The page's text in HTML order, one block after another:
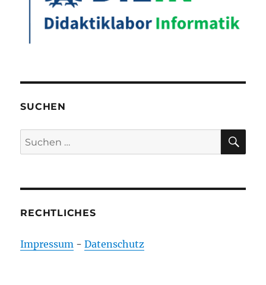
SUCHEN
Suchen
nach:
RECHTLICHES
Impressum -Datenschutz